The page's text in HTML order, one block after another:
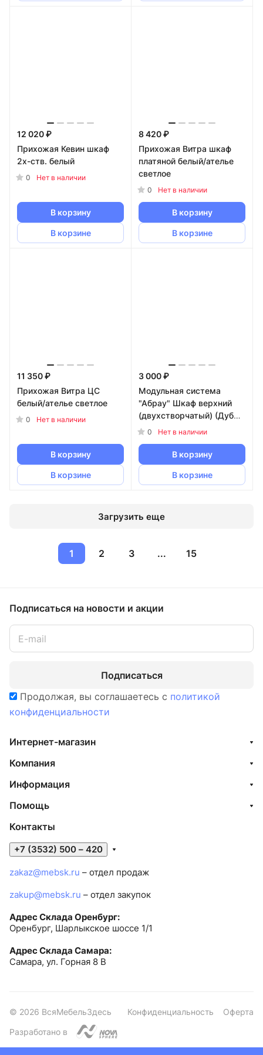
12 020 ₽
Прихожая Кевин шкаф
2х-ств. белый
0 Нет в наличии
В корзину
В корзине
8 420 ₽
Прихожая Витра шкаф
платяной белый/ателье
светлое
0 Нет в наличии
В корзину
В корзине
11 350 ₽
Прихожая Витра ЦС
белый/ателье светлое
0 Нет в наличии
В корзину
В корзине
3 000 ₽
Модульная система
"Абрау" Шкаф верхний
(двухстворчатый) (Дуб
Золотой/Белый)
0 Нет в наличии
В корзину
В корзине
Загрузить еще
1 2 3 ... 15
Подписаться на новости и акции
Подписаться
Продолжая, вы соглашаетесь с политикой
конфиденциальности
Интернет-магазин
Компания
Информация
Помощь
Контакты
+7 (3532) 500 – 420
zakaz@mebsk.ru – отдел продаж
zakup@mebsk.ru – отдел закупок
Адрес Склада Оренбург:
Оренбург, Шарлыкское шоссе 1/1
Адрес Склада Самара:
Самара, ул. Горная 8 В
© 2026 ВсяМебельЗдесь Конфиденциальность
Оферта
Разработано в